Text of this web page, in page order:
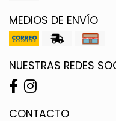
MEDIOS DE ENVÍO
NUESTRAS REDES
CONTACTO